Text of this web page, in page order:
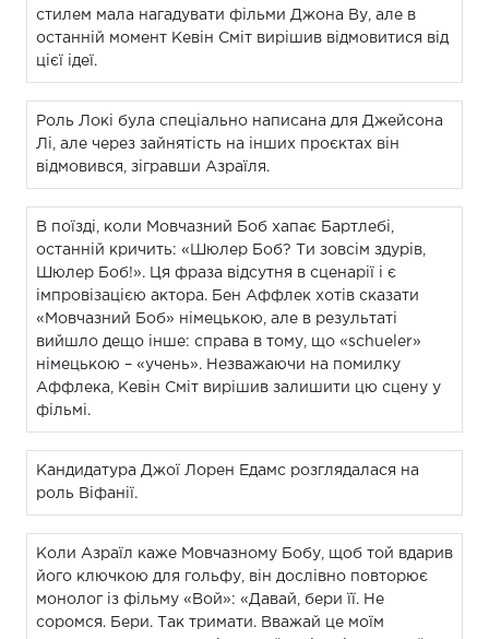
стилем мала нагадувати фільми Джона Ву, але в
останній момент Кевін Сміт вирішив відмовитися від
цієї ідеї.
Роль Локі була спеціально написана для Джейсона
Лі, але через зайнятість на інших проєктах він
відмовився, зігравши Азраїля.
В поїзді, коли Мовчазний Боб хапає Бартлебі,
останній кричить: «Шюлер Боб? Ти зовсім здурів,
Шюлер Боб!». Ця фраза відсутня в сценарії і є
імпровізацією актора. Бен Аффлек хотів сказати
«Мовчазний Боб» німецькою, але в результаті
вийшло дещо інше: справа в тому, що «schueler»
німецькою – «учень». Незважаючи на помилку
Аффлека, Кевін Сміт вирішив залишити цю сцену у
фільмі.
Кандидатура Джої Лорен Едамс розглядалася на
роль Віфанії.
Коли Азраїл каже Мовчазному Бобу, щоб той вдарив
його ключкою для гольфу, він дослівно повторює
монолог із фільму «Вой»: «Давай, бери її. Не
соромся. Бери. Так тримати. Вважай це моїм